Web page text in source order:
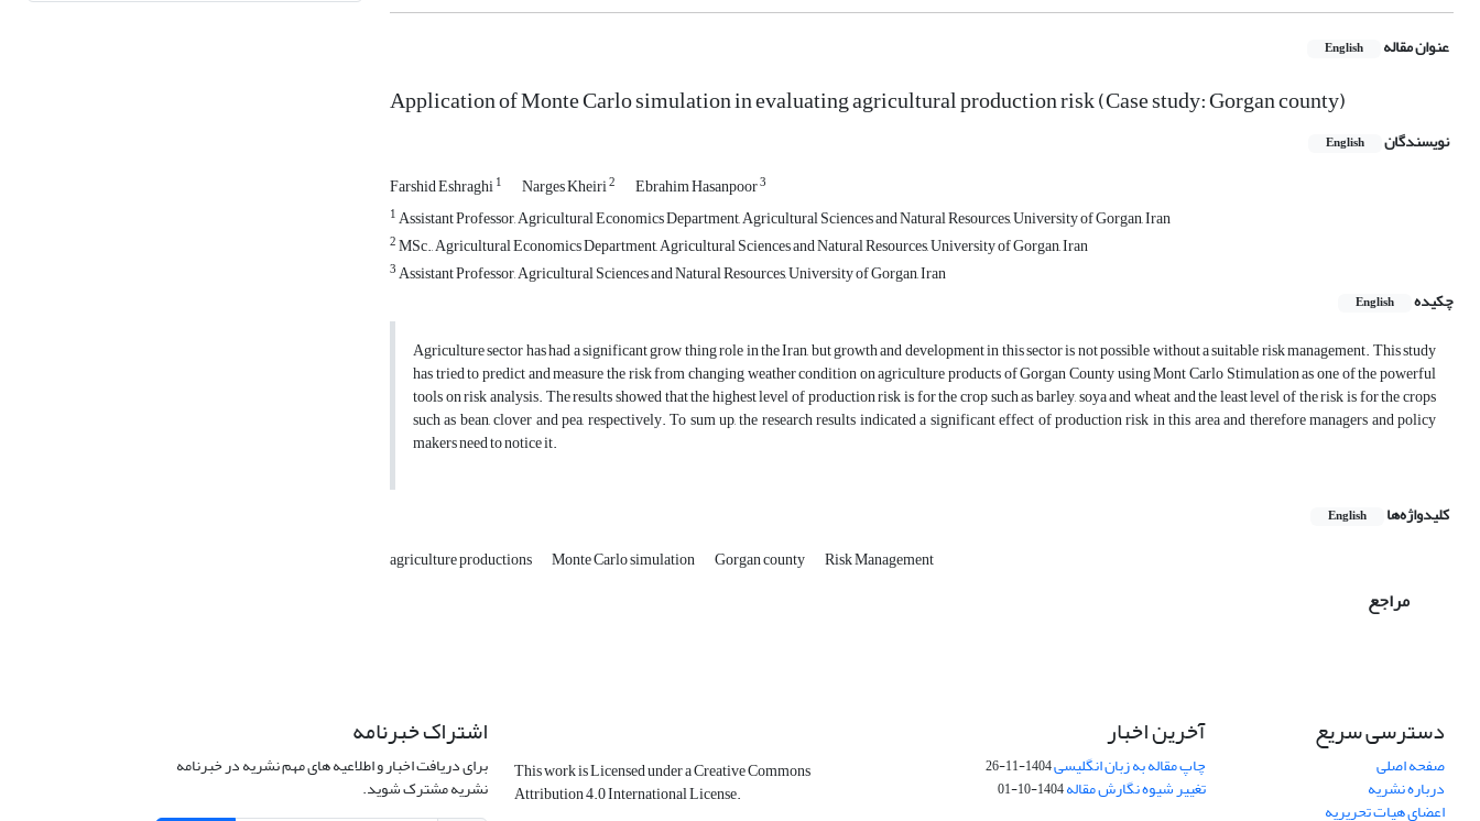
عنوان مقاله English
Application of Monte Carlo simulation in evaluating agricultural production risk (Case study: Gorgan county)
نویسندگان English
Farshid Eshraghi1 Narges Kheiri2 Ebrahim Hasanpoor3
1Assistant Professor, Agricultural Economics Department, Agricultural Sciences and Natural Resources, University of Gorgan, Iran
2MSc., Agricultural Economics Department, Agricultural Sciences and Natural Resources, University of Gorgan, Iran
3Assistant Professor, Agricultural Sciences and Natural Resources, University of Gorgan, Iran
چکیده
English
Agriculture sector has had a significant grow thing role in the Iran, but growth and development in this sector is not possible without a suitable risk management. This study
has tried to predict and measure the risk from changing weather condition on agriculture products of Gorgan County using Mont Carlo Stimulation as one of the powerful
tools on risk analysis. The results showed that the highest level of production risk is for the crop such as barley, soya and wheat and the least level of the risk is for the crops
such as bean, clover and pea, respectively. To sum up, the research results indicated a significant effect of production risk in this area and therefore managers and policy
makers need to notice it.
کلیدواژه‌ها English
agriculture productions Monte Carlo simulation Gorgan county Risk Management
مراجع
دسترسی سریع
صفحه اصلی
درباره نشریه
اعضای هیات تحریریه
آخرین اخبار
چاپ مقاله به زبان انگلیسی1404-11-26
تغییر شیوه نگارش مقاله1404-10-01
This work is Licensed under a Creative Commons
Attribution 4.0 International License.
اشتراک خبرنامه
برای دریافت اخبار و اطلاعیه های مهم نشریه در خبرنامه
نشریه مشترک شوید.